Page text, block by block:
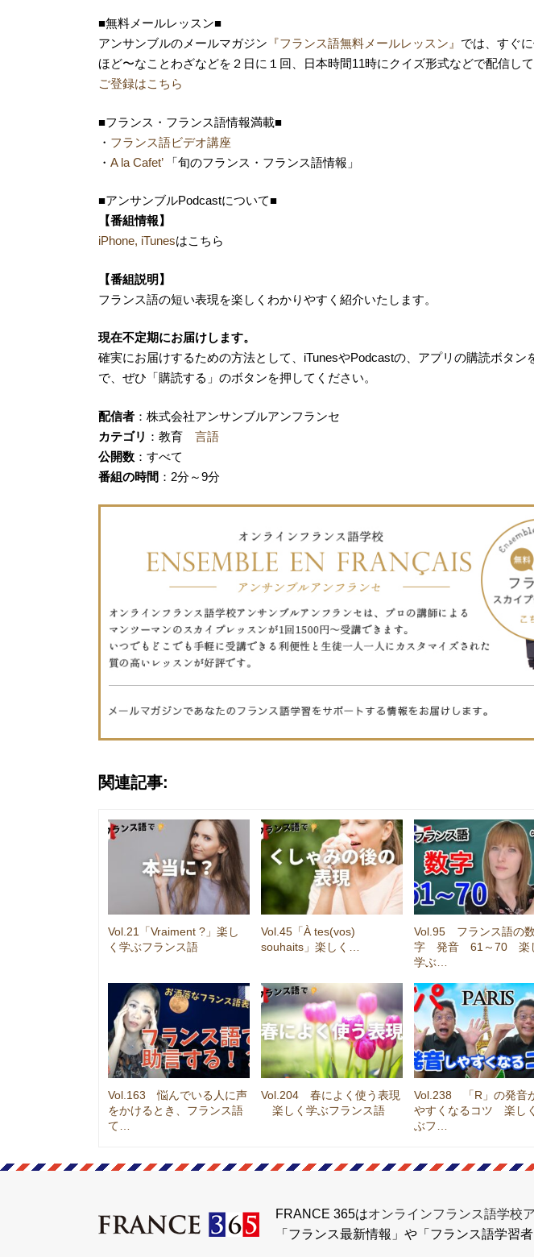
■無料メールレッスン■
アンサンブルのメールマガジン 『フランス語無料メールレッスン』 では、すぐ
ほど〜なことわざなどを２日に１回、日本時間11時にクイズ形式などで配信して
ご登録はこちら
■フランス・フランス語情報満載■
・ フランス語ビデオ講座
・ A la Cafet’「旬のフランス・フランス語情報」
■アンサンブルPodcastについて■
【番組情報】
iPhone, iTunesはこちら
【番組説明】
フランス語の短い表現を楽しくわかりやすく紹介いたします。
現在不定期にお届けします。
確実にお届けするための方法として、iTunesやPodcastの、アプリの購読ボタン
で、ぜひ「購読する」のボタンを押してください。
配信者 ：株式会社アンサンブルアンフランセ
カテゴリ ：教育 言語
公開数 ：すべて
番組の時間 ：2分～9分
関連記事:
Vol.21「Vraiment ?」楽し
く学ぶフランス語
Vol.45「À tes(vos)
souhaits」楽しく…
Vol.95 フランス語の数
字 発音 61～70 楽
学ぶ…
Vol.163 悩んでいる人に声
をかけるとき、フランス語
て…
Vol.204 春によく使う表現
楽しく学ぶフランス語
Vol.238 「R」の発音
やすくなるコツ 楽し
ぶフ…
FRANCE 365はオンラインフランス語学校
「フランス最新情報」や「フランス語学習